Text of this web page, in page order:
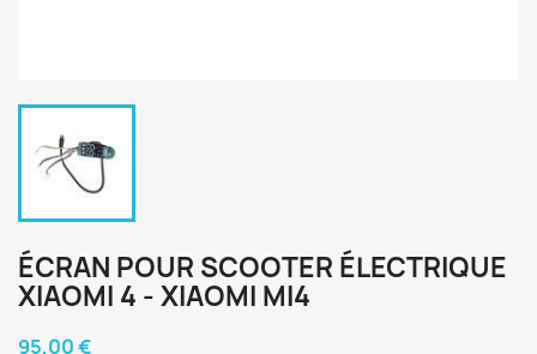
ÉCRAN POUR SCOOTER ÉLECTRIQUE
XIAOMI 4 - XIAOMI MI4
95,00 €